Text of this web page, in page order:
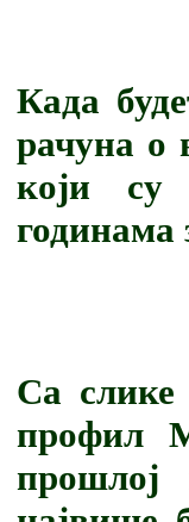
Када
рачуна о
који су
годинама
Са
профил
прошлој